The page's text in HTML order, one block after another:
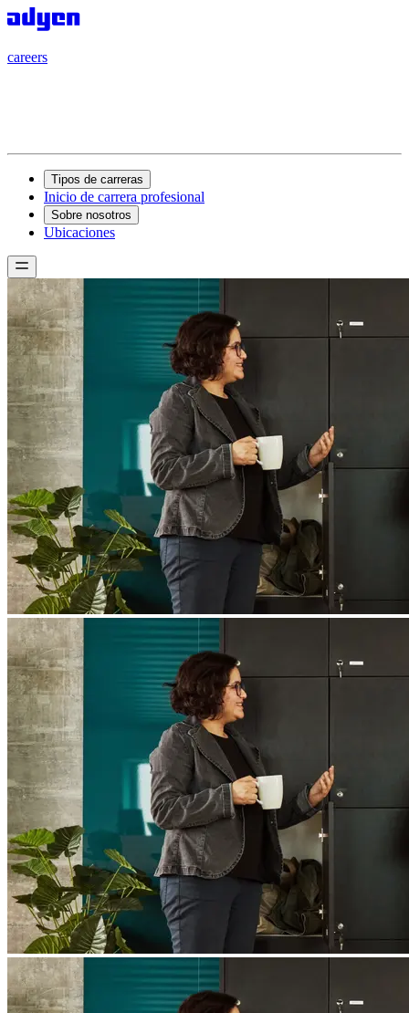
careers
Tipos de carreras
Inicio de carrera profesional
Sobre nosotros
Ubicaciones